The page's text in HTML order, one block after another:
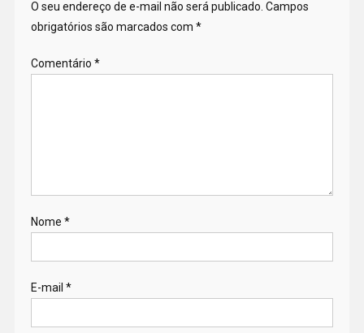
O seu endereço de e-mail não será publicado. Campos
obrigatórios são marcados com *
Comentário *
Nome *
E-mail *